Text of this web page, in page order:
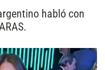
habló con